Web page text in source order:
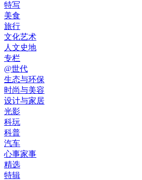
特写
美食
旅行
文化艺术
人文史地
专栏
@世代
生态与环保
时尚与美容
设计与家居
光影
科玩
科普
汽车
心事家事
精选
特辑